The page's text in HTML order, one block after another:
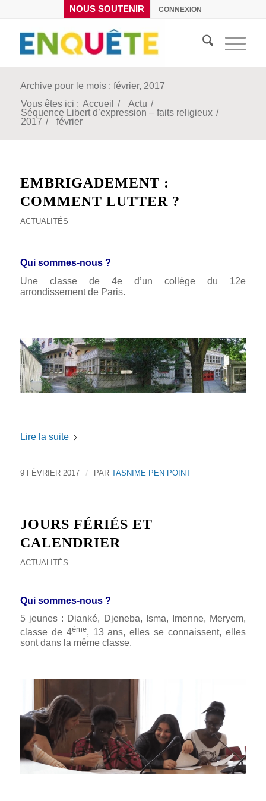
NOUS SOUTENIR CONNEXION
Archive pour le mois : février, 2017
Vous êtes ici : Accueil / Actu /
Séquence Libert d’expression – faits religieux /
2017 / février
EMBRIGADEMENT :
COMMENT LUTTER ?
ACTUALITÉS
Qui sommes-nous ?
Une classe de 4e d’un collège du 12e
arrondissement de Paris.
Lire la suite
9 FÉVRIER 2017 / PAR TASNIME PEN POINT
JOURS FÉRIÉS ET
CALENDRIER
ACTUALITÉS
Qui sommes-nous ?
5 jeunes : Dianké, Djeneba, Isma, Imenne, Meryem,
classe de 4ème, 13 ans, elles se connaissent, elles
sont dans la même classe.